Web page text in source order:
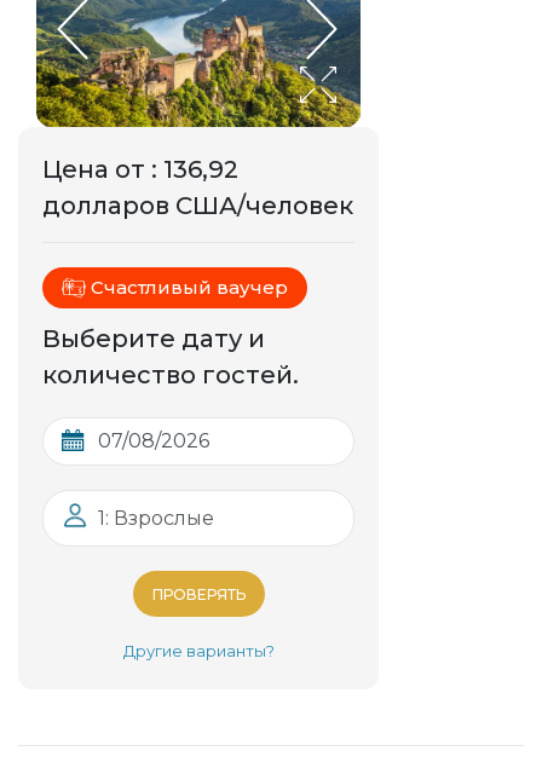
Цена от : 136,92
долларов США/человек
Счастливый ваучер
Выберите дату и
количество гостей.
1: Взрослые
ПРОВЕРЯТЬ
Другие варианты?